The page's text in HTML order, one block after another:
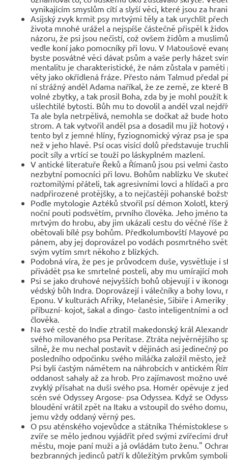
vynikajícím smyslům cítí a slyší věci, které jsou za
Asijský zvyk krmit psy mrtvými těly a tak urychlit
života mnohé urážel a nejspíše částečně přispěl k
názoru, že psi jsou nečistí, což ovšem židům a
vedle koní jako pomocníky při lovu. V Matoušově
byste posvátné věci dávat psům a vaše perly házet
mentalitu je charakteristické, že nám zůstala v
věty jako okřídlená fráze. Přesto nám Talmud předal
ní strážný anděl Adama naříkal, že ze země, ze které
volné zbytky, a tak prosil Boha, zda by je mohl použít
ušlechtilé bytosti. Bůh mu to dovolil a anděl vzal
Ta ale byla netrpělivá, nemohla se dočkat až bude
strom. A tak vytvořil anděl psa a dosadil mu již hotový
tento byl z jemné hlíny, fyziognomický výraz psa je
než v jeho hlavě. Psí ocas visící dolů představuje
pocit síly a vrtící se touží po láskyplném mazlení.
V antické literatuře Řeků a Římanů jsou psi velmi
nezbytní pomocníci při lovu. Bohům nablízku Ve
roztomilými přáteli, tak agresivními lovci a hlídači a
nadpřirozené protějšky, a to nejčastěji pohanské
Podle mytologie Aztéků stvořil psí démon Xolotl,
noční pouti podsvětím, prvního člověka. Jeho jméno
mrtvým do hrobu, aby jim ukázali cestu do věčné říše
obětovali bílé psy bohům. Předkolumbovští Mayové
pánem, aby jej doprovázel po vodách posmrtného
svým vytím smrt někoho z blízkých.
Podobná víra, že pes je průvodcem duše, vysvětluje i
přivádět psa ke smrtelné posteli, aby mu umírající
Psi se jako druhové nejvyšších bohů objevují i v
védský bůh Indra. Doprovázejí i válečníky a bohy
Eponu. V kulturách Afriky, Melanésie, Sibiře i Ameriky
příbuzní- kojot, šakal a dingo- často inteligentními a
člověka.
Na své cestě do Indie ztratil makedonský král
svého milovaného psa Peritase. Ztráta nejvěrnějšího
silně, že mu nechal postavit v dějinách asi jedinečný
posledního odpočinku svého miláčka založil město,
Psi byli častým námětem na náhrobcích v antickém
oddanost sahaly až za hrob. Pro zajímavost možno
zvyklý přísahat na duši svého psa. Homér opěvuje z
scén své Odyssey Argose- psa Odyssea. Když se
bloudění vrátil zpět na Itaku a vstoupil do svého
jemu vždy oddaný věrný pes.
O psu aténského vojevůdce a státníka Thémistoklese
zvíře se mělo jednou vyjádřit před svými zvířecími
městu, moje paní muži a já ovládám tuto ženu."
bezbranných jedinců patří k důležitým prvkům